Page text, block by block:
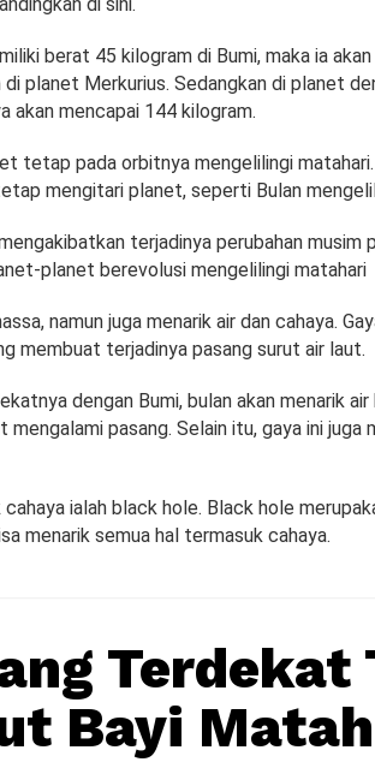
di sini.
berat 45 kilogram di Bumi, maka ia
planet Merkurius. Sedangkan di planet
akan mencapai 144 kilogram.
tetap pada orbitnya mengelilingi
mengitari planet, seperti Bulan
terjadinya perubahan musim
planet berevolusi mengelilingi matahari
namun juga menarik air dan cahaya.
membuat terjadinya pasang surut air laut.
dengan Bumi, bulan akan menarik air
pasang. Selain itu, gaya ini juga
ialah black hole. Black hole
menarik semua hal termasuk cahaya.
Terdekat
Bayi